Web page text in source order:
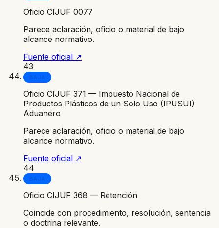
Oficio CIJUF 0077
Parece aclaración, oficio o material de bajo
alcance normativo.
Fuente oficial ↗
43
BAJA
Oficio CIJUF 371 — Impuesto Nacional de
Productos Plásticos de un Solo Uso (IPUSUI)
Aduanero
Parece aclaración, oficio o material de bajo
alcance normativo.
Fuente oficial ↗
44
BAJA
Oficio CIJUF 368 — Retención
Coincide con procedimiento, resolución, sentencia
o doctrina relevante.